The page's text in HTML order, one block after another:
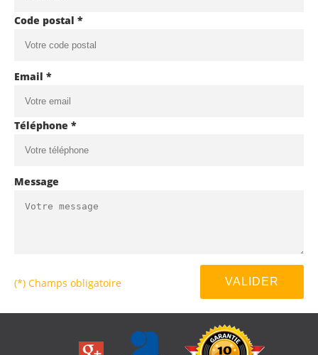
Code postal *
Email *
Téléphone *
Message
(*) Champs obligatoire